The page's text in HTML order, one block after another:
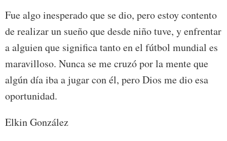
Fue algo inesperado que se dio, pero estoy contento
de realizar un sueño que desde niño tuve, y enfrentar
a alguien que significa tanto en el fútbol mundial es
maravilloso. Nunca se me cruzó por la mente que
algún día iba a jugar con él, pero Dios me dio esa
oportunidad.
Elkin González